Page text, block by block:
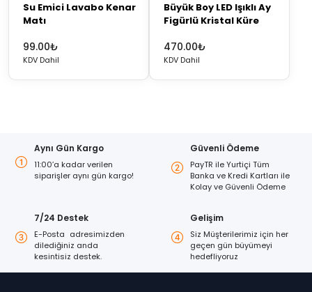
Su Emici Lavabo Kenar
Matı
99.00₺
KDV Dahil
Büyük Boy LED Işıklı Ay
Figürlü Kristal Küre
470.00₺
KDV Dahil
Aynı Gün Kargo
11:00’a kadar verilen
siparişler aynı gün kargo!
Güvenli Ödeme
PayTR ile Yurtiçi Tüm
Banka ve Kredi Kartları ile
Kolay ve Güvenli Ödeme
7/24 Destek
E-Posta adresimizden
dilediğiniz anda
kesintisiz destek.
Gelişim
Siz Müşterilerimiz için her
geçen gün büyümeyi
hedefliyoruz